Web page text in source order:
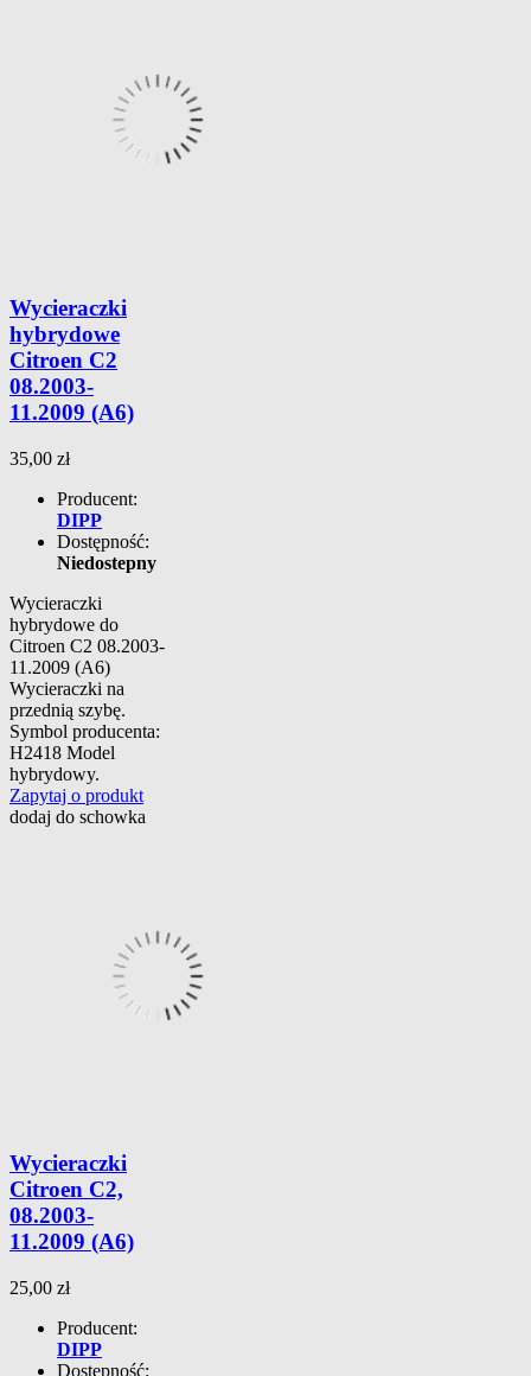
Wycieraczki
hybrydowe
Citroen C2
08.2003-
11.2009 (A6)
35,00 zł
Producent:
DIPP
Dostępność:
Niedostepny
Wycieraczki
hybrydowe do
Citroen C2 08.2003-
11.2009 (A6)
Wycieraczki na
przednią szybę.
Symbol producenta:
H2418 Model
hybrydowy.
Zapytaj o produkt
dodaj do schowka
Wycieraczki
Citroen C2,
08.2003-
11.2009 (A6)
25,00 zł
Producent:
DIPP
Dostępność: